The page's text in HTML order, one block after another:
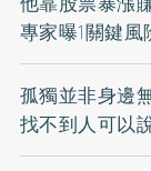
專家曝1關鍵風
孤獨並非身邊
找不到人可以